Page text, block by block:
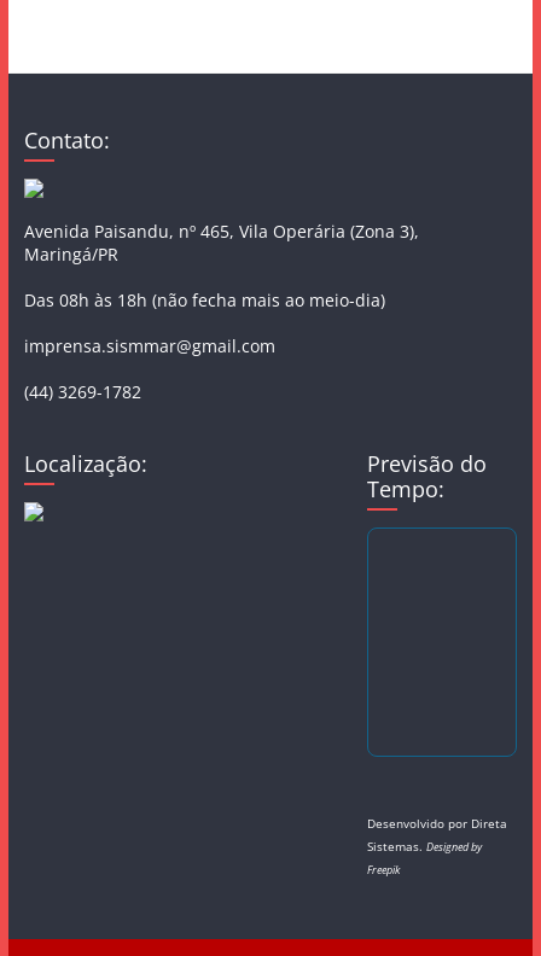
Contato:
Avenida Paisandu, nº 465, Vila Operária (Zona 3),
Maringá/PR
Das 08h às 18h (não fecha mais ao meio-dia)
imprensa.sismmar@gmail.com
(44) 3269-1782
Localização:
Previsão do
Tempo:
Desenvolvido por Direta
Sistemas.Designed by
Freepik